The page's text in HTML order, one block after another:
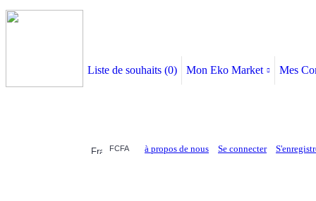
Liste de souhaits (0) Mon Eko Market Mes
FCFA à propos de nous Se connecter